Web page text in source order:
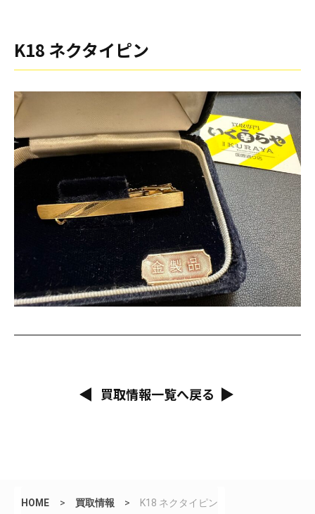
K18 ネクタイピン
買取情報一覧へ戻る
HOME > 買取情報 > K18 ネクタイピン